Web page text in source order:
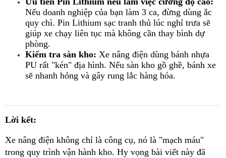
Nếu doanh nghiệp của bạn làm 3 ca, đừng dùng ắc
quy chì. Pin Lithium sạc tranh thủ lúc nghỉ trưa sẽ
giúp xe chạy liên tục mà không cần thay bình dự
phòng.
Kiểm tra sàn kho: Xe nâng điện dùng bánh nhựa
PU rất "kén" địa hình. Nếu sàn kho gồ ghề, bánh xe
sẽ nhanh hỏng và gây rung lắc hàng hóa.
Lời kết:
Xe nâng điện không chỉ là công cụ, nó là "mạch máu"
trong quy trình vận hành kho. Hy vọng bài viết này đã